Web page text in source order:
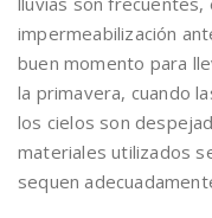
impermeabilización
buen momento para
la primavera, cuando
los cielos son
materiales utilizados
sequen